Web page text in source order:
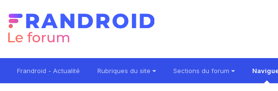
Frandroid - Actualité Rubriques du site Sections du forum